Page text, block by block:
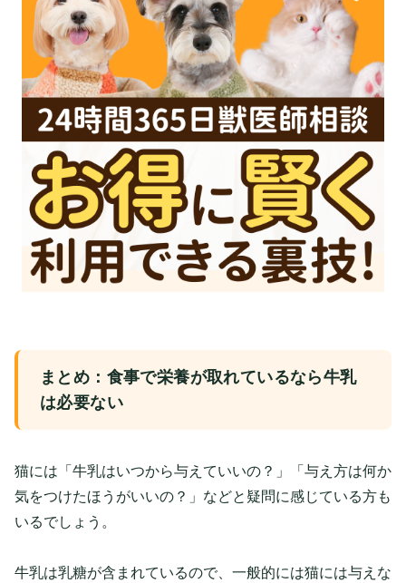
まとめ：食事で栄養が取れているなら牛乳
は必要ない
猫には「牛乳はいつから与えていいの？」「与え方は何か
気をつけたほうがいいの？」などと疑問に感じている方も
いるでしょう。
牛乳は乳糖が含まれているので、一般的には猫には与えな